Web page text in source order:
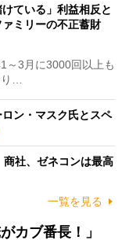
ている」利益相反と
ミリーの不正蓄財
～3月に3000回以上も
…
ロン・マスク氏とスペ
商社、ゼネコンは最高
一覧を見る
カブ番長！」